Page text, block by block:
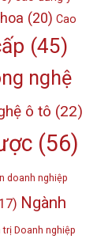
(20) Cao
(45)
nghệ
ô tô (22)
(56)
doanh nghiệp
Ngành
trị Doanh nghiệp